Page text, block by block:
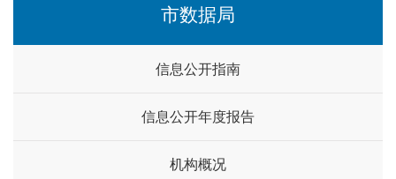
市数据局
信息公开指南
信息公开年度报告
机构概况